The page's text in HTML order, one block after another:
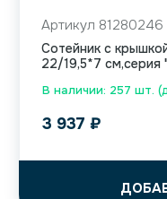
В наличии: 257 шт.
Артикул 81280246
Сотейник с
22/19,5*7 см,серия
3 937 ₽